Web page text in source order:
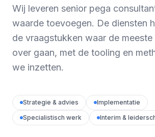
Wij leveren senior pega
waarde toevoegen. De diensten
de vraagstukken waar de
over gaan, met de tooling en
we inzetten.
Strategie & advies
Implementatie
Specialistisch werk
Interim &